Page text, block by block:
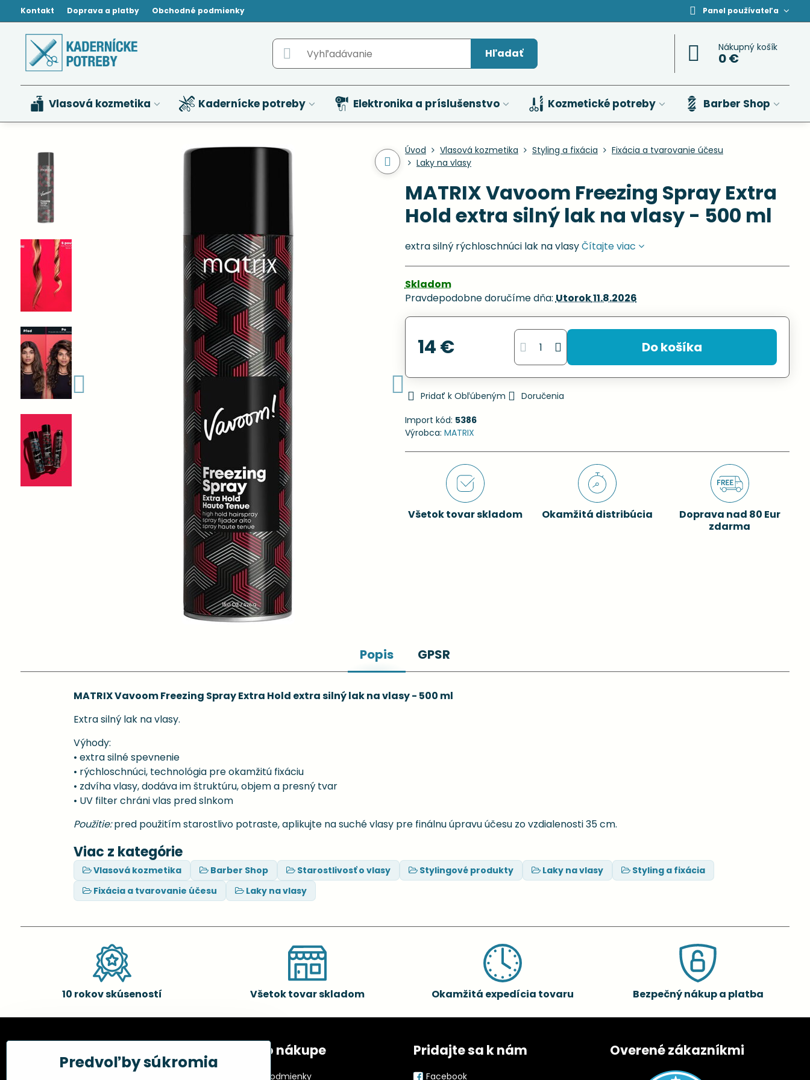
Kontakt Doprava a platby Obchodné podmienky Panel používateľa
Hľadať Nákupný košík
0 €
Vlasová kozmetika Kadernícke potreby Elektronika a príslušenstvo Kozmetické potreby Barber Shop
Úvod Vlasová kozmetika Styling a fixácia
Fixácia a tvarovanie účesu
Laky na vlasy
MATRIX Vavoom Freezing Spray Extra
Hold extra silný lak na vlasy - 500 ml
extra silný rýchloschnúci lak na vlasyČítajte viac
Skladom
Pravdepodobne doručíme dňa:Utorok11.8.2026
14 € Do košíka
Pridať k Obľúbeným
Doručenia
Import kód: 5386
Výrobca: MATRIX
Všetok tovar skladom Okamžitá distribúcia
Doprava nad 80 Eur
zdarma
Popis GPSR
MATRIX Vavoom Freezing Spray Extra Hold extra silný lak na vlasy - 500 ml
Extra silný lak na vlasy.
Výhody:
• extra silné spevnenie
• rýchloschnúci, technológia pre okamžitú fixáciu
• zdvíha vlasy, dodáva im štruktúru, objem a presný tvar
• UV filter chráni vlas pred slnkom
Použitie:pred použitím starostlivo potraste, aplikujte na suché vlasy pre finálnu úpravu účesu zo vzdialenosti 35 cm.
Viac z kategórie
Vlasová kozmetika Barber Shop Starostlivosť o vlasy Stylingové produkty Laky na vlasy
Styling a fixácia
Fixácia a tvarovanie účesu
Laky na vlasy
10 rokov skúseností Všetok tovar skladom Okamžitá expedícia tovaru Bezpečný nákup a platba
Kadernícke potreby, s.r.o.
Fakturačné údaje:
Všetko o nákupe
Obchodné podmienky
Pridajte sa k nám
Facebook
Overené zákazníkmi
Predvoľby súkromia